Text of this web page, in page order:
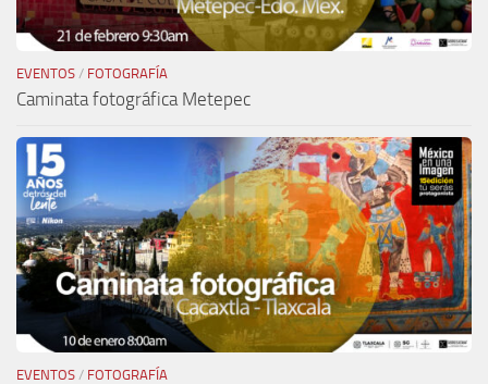
EVENTOS / FOTOGRAFÍA
Caminata fotográfica Metepec
EVENTOS / FOTOGRAFÍA